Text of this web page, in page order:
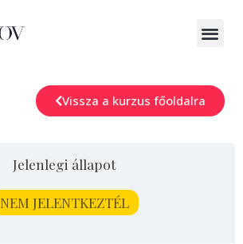
Vissza a kurzus főoldalra
Jelenlegi állapot
NEM JELENTKEZTÉL